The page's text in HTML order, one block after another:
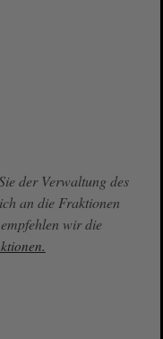
der Verwaltung des
an die Fraktionen
wir die